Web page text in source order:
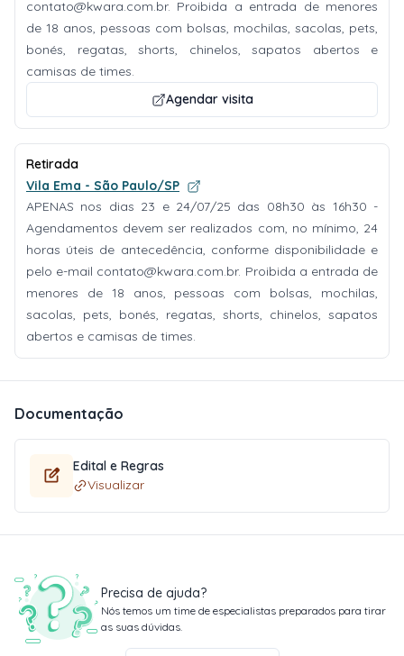
contato@kwara.com.br. Proibida a entrada de menores
de 18 anos, pessoas com bolsas, mochilas, sacolas, pets,
bonés, regatas, shorts, chinelos, sapatos abertos e
camisas de times.
Agendar visita
Retirada
Vila Ema - São Paulo/SP
APENAS nos dias 23 e 24/07/25 das 08h30 às 16h30 -
Agendamentos devem ser realizados com, no mínimo, 24
horas úteis de antecedência, conforme disponibilidade e
pelo e-mail contato@kwara.com.br. Proibida a entrada de
menores de 18 anos, pessoas com bolsas, mochilas,
sacolas, pets, bonés, regatas, shorts, chinelos, sapatos
abertos e camisas de times.
Documentação
Edital e Regras
Visualizar
Precisa de ajuda?
Nós temos um time de especialistas preparados para tirar
as suas dúvidas.